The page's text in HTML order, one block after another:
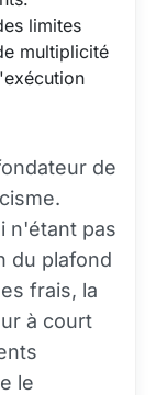
limites
multiplicité
de
n'étant pas
du plafond
frais, la
à court
le